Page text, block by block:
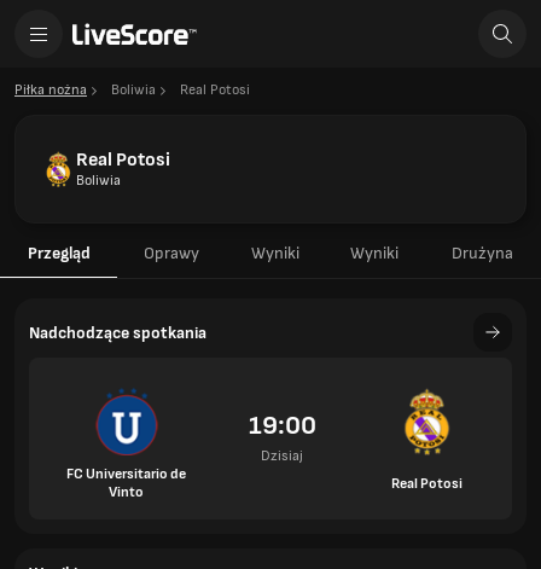
Piłka nożna Boliwia Real Potosi
Real Potosi
Boliwia
Przegląd Oprawy Wyniki Wyniki Drużyna
Nadchodzące spotkania
FC Universitario de
Vinto
19:00
Dzisiaj
Real Potosi